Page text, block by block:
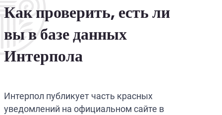
Как проверить, есть ли
вы в базе данных
Интерпола
Интерпол публикует часть красных
уведомлений на официальном сайте в